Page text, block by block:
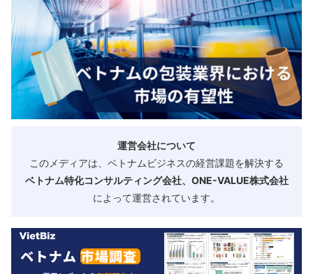
運営会社について
このメディアは、ベトナムビジネスの経営課題を解決する
ベトナム特化コンサルティング会社、ONE-VALUE株式会社
によって運営されています。